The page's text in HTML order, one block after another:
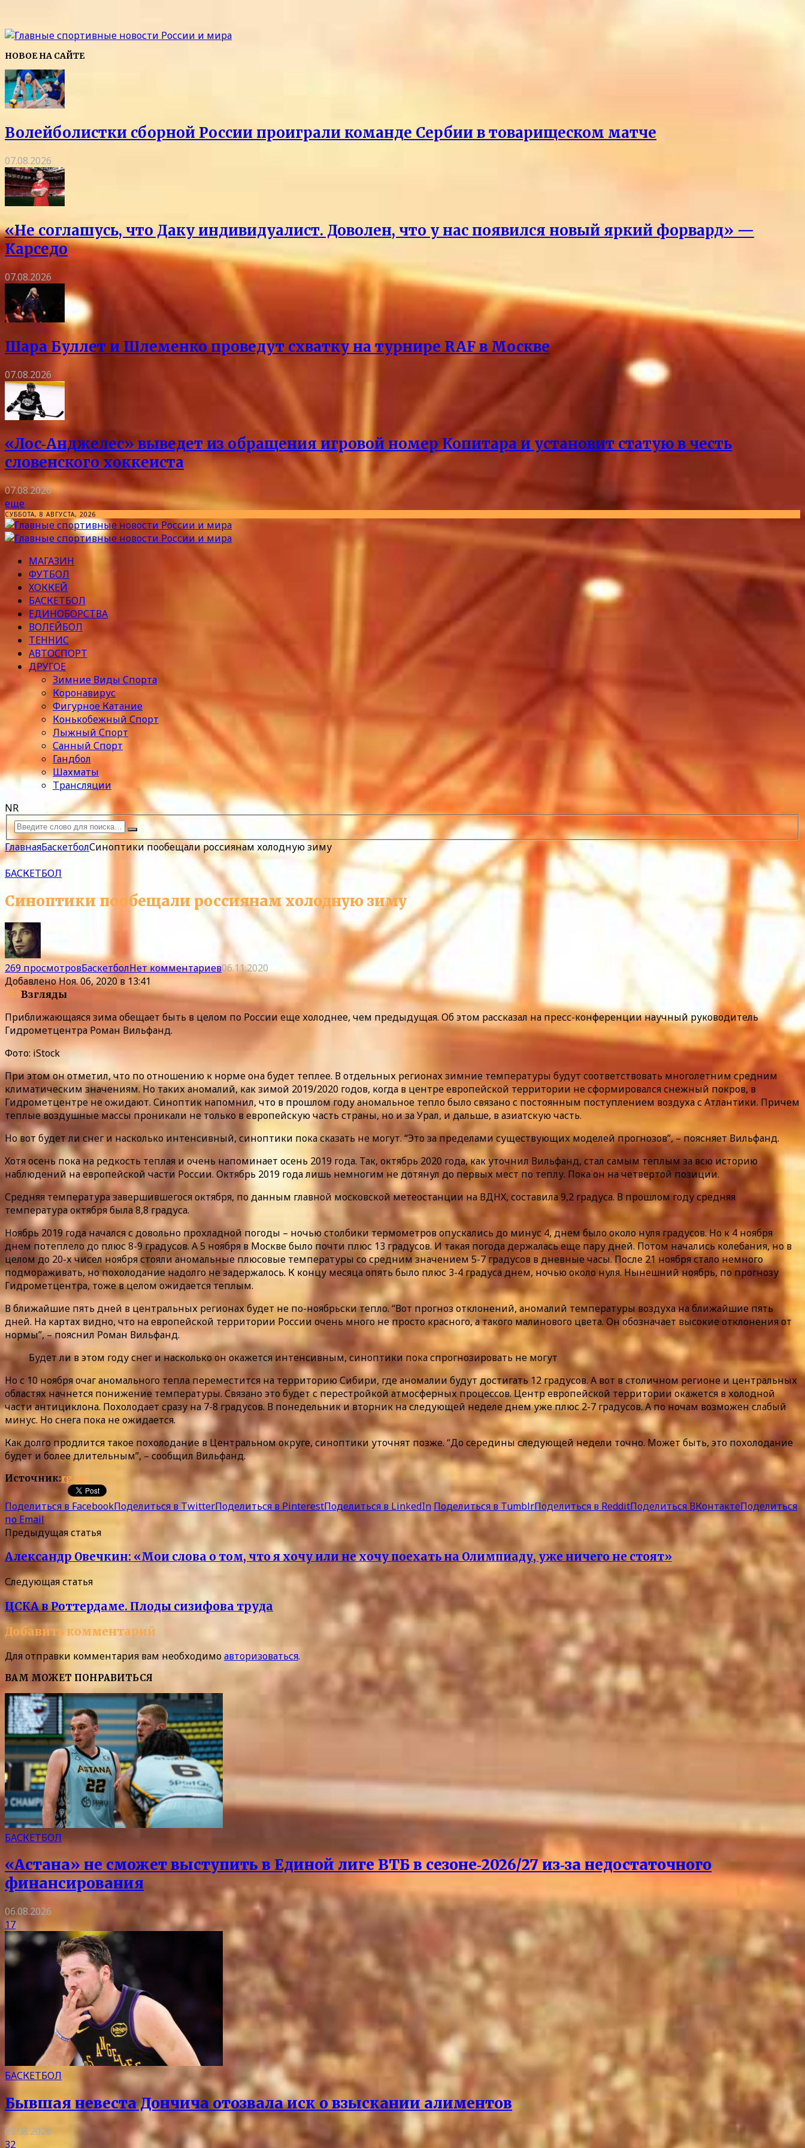
НОВОЕ НА САЙТЕ
Волейболистки сборной России проиграли команде Сербии в товарищеском матче
07.08.2026
«Не соглашусь, что Даку индивидуалист. Доволен, что у нас появился новый яркий форвард» —
Карседо
07.08.2026
Шара Буллет и Шлеменко проведут схватку на турнире RAF в Москве
07.08.2026
«Лос‑Анджелес» выведет из обращения игровой номер Копитара и установит статую в честь
словенского хоккеиста
07.08.2026
еще
СУББОТА, 8 АВГУСТА, 2026
МАГАЗИН
ФУТБОЛ
ХОККЕЙ
БАСКЕТБОЛ
ЕДИНОБОРСТВА
ВОЛЕЙБОЛ
ТЕННИС
АВТОСПОРТ
ДРУГОЕ
Зимние Виды Спорта
Коронавирус
Фигурное Катание
Конькобежный Спорт
Лыжный Спорт
Санный Спорт
Гандбол
Шахматы
Трансляции
NR
ГлавнаяБаскетболСиноптики пообещали россиянам холодную зиму
БАСКЕТБОЛ
Синоптики пообещали россиянам холодную зиму
269 просмотровБаскетболНет комментариев06.11.2020
ДобавленоНоя. 06, 2020 в 13:41
269Взгляды
Приближающаяся зима обещает быть в целом по России еще холоднее, чем предыдущая. Об этом рассказал на пресс-конференции научный руководитель
Гидрометцентра Роман Вильфанд.
Фото: iStock
При этом он отметил, что по отношению к норме она будет теплее. В отдельных регионах зимние температуры будут соответствовать многолетним средним
климатическим значениям. Но таких аномалий, как зимой 2019/2020 годов, когда в центре европейской территории не сформировался снежный покров, в
Гидрометцентре не ожидают. Синоптик напомнил, что в прошлом году аномальное тепло было связано с постоянным поступлением воздуха с Атлантики. Причем
теплые воздушные массы проникали не только в европейскую часть страны, но и за Урал, и дальше, в азиатскую часть.
Но вот будет ли снег и насколько интенсивный, синоптики пока сказать не могут. “Это за пределами существующих моделей прогнозов”, – поясняет Вильфанд.
Хотя осень пока на редкость теплая и очень напоминает осень 2019 года. Так, октябрь 2020 года, как уточнил Вильфанд, стал самым теплым за всю историю
наблюдений на европейской части России. Октябрь 2019 года лишь немногим не дотянул до первых мест по теплу. Пока он на четвертой позиции.
Средняя температура завершившегося октября, по данным главной московской метеостанции на ВДНХ, составила 9,2 градуса. В прошлом году средняя
температура октября была 8,8 градуса.
Ноябрь 2019 года начался с довольно прохладной погоды – ночью столбики термометров опускались до минус 4, днем было около нуля градусов. Но к 4 ноября
днем потеплело до плюс 8-9 градусов. А 5 ноября в Москве было почти плюс 13 градусов. И такая погода держалась еще пару дней. Потом начались колебания, но в
целом до 20-х чисел ноября стояли аномальные плюсовые температуры со средним значением 5-7 градусов в дневные часы. После 21 ноября стало немного
подмораживать, но похолодание надолго не задержалось. К концу месяца опять было плюс 3-4 градуса днем, ночью около нуля. Нынешний ноябрь, по прогнозу
Гидрометцентра, тоже в целом ожидается теплым.
В ближайшие пять дней в центральных регионах будет не по-ноябрьски тепло. “Вот прогноз отклонений, аномалий температуры воздуха на ближайшие пять
дней. На картах видно, что на европейской территории России очень много не просто красного, а такого малинового цвета. Он обозначает высокие отклонения от
нормы”, – пояснил Роман Вильфанд.
Будет ли в этом году снег и насколько он окажется интенсивным, синоптики пока спрогнозировать не могут
Но с 10 ноября очаг аномального тепла переместится на территорию Сибири, где аномалии будут достигать 12 градусов. А вот в столичном регионе и центральных
областях начнется понижение температуры. Связано это будет с перестройкой атмосферных процессов. Центр европейской территории окажется в холодной
части антициклона. Похолодает сразу на 7-8 градусов. В понедельник и вторник на следующей неделе днем уже плюс 2-7 градусов. А по ночам возможен слабый
минус. Но снега пока не ожидается.
Как долго продлится такое похолодание в Центральном округе, синоптики уточнят позже. “До середины следующей недели точно. Может быть, это похолодание
будет и более длительным”, – сообщил Вильфанд.
Источник:rg.ru
Поделиться в FacebookПоделиться в TwitterПоделиться в PinterestПоделиться в LinkedIn Поделиться в TumblrПоделиться в RedditПоделиться ВКонтактеПоделиться
по Email
Предыдущая статья
Александр Овечкин: «Мои слова о том, что я хочу или не хочу поехать на Олимпиаду, уже ничего не стоят»
Следующая статья
ЦСКА в Роттердаме. Плоды сизифова труда
Добавить комментарий
Для отправки комментария вам необходимоавторизоваться.
ВАМ МОЖЕТ ПОНРАВИТЬСЯ
БАСКЕТБОЛ
«Астана» не сможет выступить в Единой лиге ВТБ в сезоне‑2026/27 из‑за недостаточного
финансирования
06.08.2026
17
БАСКЕТБОЛ
Бывшая невеста Дончича отозвала иск о взыскании алиментов
05.08.2026
32